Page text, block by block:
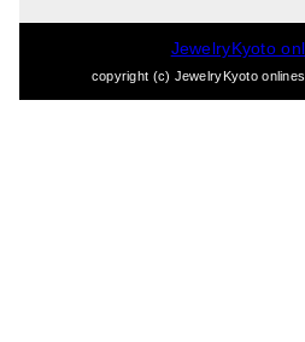
JewelryKyoto
copyright (c) JewelryKyoto